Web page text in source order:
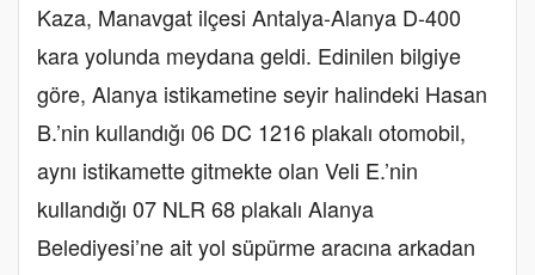
Kaza, Manavgat ilçesi Antalya-Alanya D-400
kara yolunda meydana geldi. Edinilen bilgiye
göre, Alanya istikametine seyir halindeki Hasan
B.’nin kullandığı 06 DC 1216 plakalı otomobil,
aynı istikamette gitmekte olan Veli E.’nin
kullandığı 07 NLR 68 plakalı Alanya
Belediyesi’ne ait yol süpürme aracına arkadan